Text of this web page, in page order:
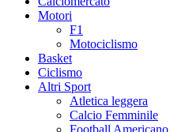
Motori
F1
Motociclismo
Basket
Ciclismo
Altri Sport
Atletica leggera
Calcio Femminile
Football Americano